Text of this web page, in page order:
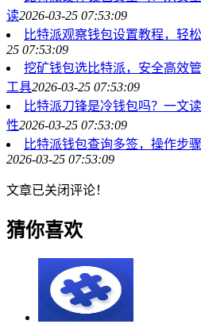
读2026-03-25 07:53:09
比特派观察钱包设置教程，轻
25 07:53:09
挖矿钱包选比特派，安全高效
工具2026-03-25 07:53:09
比特派刀锋是冷钱包吗？一文
性2026-03-25 07:53:09
比特派钱包查询多签，操作步
2026-03-25 07:53:09
文章已关闭评论！
猜你喜欢